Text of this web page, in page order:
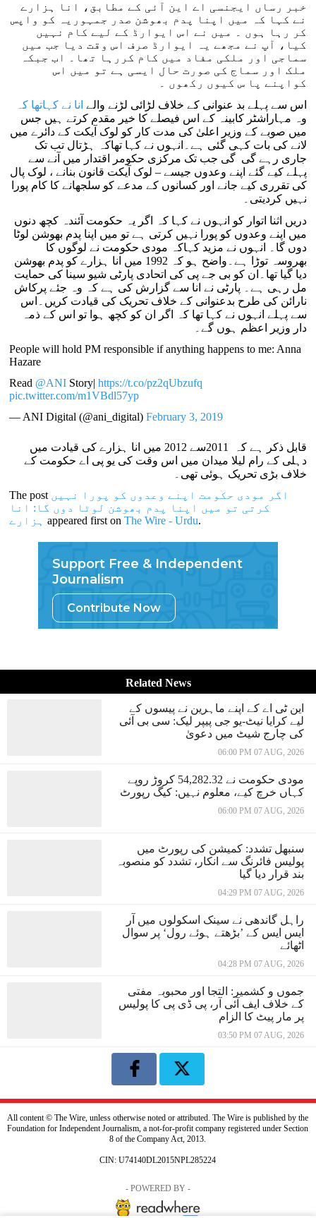
خبر رساں ایجنسی اے این آئی کے مطابق، انا ہزارے
نے کہا کہ میں اپنا پدم بھوشن صدر جمہوریہ کو واپس
کر رہا ہوں ۔ میں نے اس ایوارڈ کے لیے کام نہیں
کیا، آپ نے مجھے یہ ایوارڈ صرف اس وقت دیا جب میں
سماجی اور ملکی مفاد میں کام کررہا تھا۔ اب جبکہ
ملک اور سماج کی صورت حال ایسی ہے تو میں اس
کواپنے پا س کیوں رکھوں ۔
اس سے پہلے بد عنوانی کے خلاف لڑائی لڑنے والے انا نے کہاتھا کہ
وہ مہاراشٹر کابینہ کے اس فیصلے کا خیر مقدم کرتے ہیں جس
میں صوبے کے وزیر اعلیٰ کی مدت کار کو لوک آیکت کے دائرے میں
لانے کی بات کہی گئی ہے۔انہوں نے کہا تھاکہ ہڑتال تب تک
جاری رہے گی گی جب تک مرکزی حکومر اقتدار میں آنے سے
پہلے کیے گئے اپنے وعدوں جیسے – لوک آیکت قانون بنانے ، لوک پال
کی تقرری کیے جانے اور کسانوں کے مدعے کو سلجھانے کا کام پورا
نہیں کردیتی۔
دریں اثنا اتوار کو انہوں نے کہا کہ اگر یہ حکومت آئندہ کچھ دنوں
میں اپنے وعدوں کو پورا نہیں کرتی ہے تو میں اپنا پدم بھوشن لوٹا
دوں گا۔ انہوں نے مزید کہاکہ مودی حکومت نے لوگوں کا
بھروسہ توڑا ہے۔واضح ہو کہ 1992 میں انا ہزارے کو پدم بھوشن
دیا گیا تھا۔ان کو بی جے پی کی اتحادی پارٹی شیو سینا کی حمایت
مل رہی ہے۔ پارٹی نے انا سے گزارش کی ہے کہ وہ جئے پرکاش
نارائن کی طرح بدعنوانی کے خلاف تحریک کی قیادت کریں۔اس
سے پہلے انہوں نے کہا تھا کہ اگر ان کو کچھ ہوا تو اس کے ذمہ
دار وزیر اعظم ہوں گے۔
People will hold PM responsible if anything happens to me: Anna
Hazare
Read @ANI Story|https://t.co/pz2qUbzufq
pic.twitter.com/m1VBdl57yp
— ANI Digital (@ani_digital)February 3, 2019
قابل ذکر ہے کہ 2011سے 2012 میں انا ہزارے کی قیادت میں
دہلی کے رام لیلا میدان میں اس وقت کی یو پی اے حکومت کے
خلاف بڑی تحریک ہوئی تھی۔
The post اگر مودی حکومت اپنے وعدوں کو پورا نہیں
کرتی تو میں اپنا پدم بھوشن لوٹا دوں گا: انا
ہزارے appeared first onThe Wire - Urdu.
Support Free & Independent
Journalism
Contribute Now
Related News
این ٹی اے کے اپنے ماہرین نے پیسوں کے
لیے کرایا نیٹ-یو جی پیپر لیک: سی بی آئی
کی چارج شیٹ میں دعویٰ
06:00 PM 07 AUG, 2026
مودی حکومت نے 54,282.32 کروڑ روپے
کہاں خرچ کیے، معلوم نہیں: کیگ رپورٹ
06:00 PM 07 AUG, 2026
سنبھل تشدد: کمیشن کی رپورٹ میں
پولیس فائرنگ سے انکار، تشدد کو منصوبہ
بند قرار دیا گیا
04:29 PM 07 AUG, 2026
راہل گاندھی نے سینک اسکولوں میں آر
ایس ایس کے ’بڑھتے ہوئے رول‘ پر سوال
اٹھائے
04:28 PM 07 AUG, 2026
جموں و کشمیر: التجا اور محبوبہ مفتی
کے خلاف ایف آئی آر، پی ڈی پی کا پولیس
پر مار پیٹ کا الزام
03:50 PM 07 AUG, 2026
All content © The Wire, unless otherwise noted or attributed. The Wire is published by the
Foundation for Independent Journalism, a not-for-profit company registered under Section
8 of the Company Act, 2013.
CIN: U74140DL2015NPL285224
- POWERED BY -